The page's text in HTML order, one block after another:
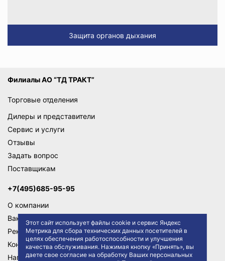
Этот сайт использует файлы cookie и сервис Яндекс
Метрика для сбора технических данных посетителей в
целях обеспечения работоспособности и улучшения
качества обслуживания. Нажимая кнопку «Принять», вы
даете свое согласие на обработку Ваших персональных
Защита органов дыхания
Филиалы АО “ТД ТРАКТ”
Торговые отделения
Дилеры и представители
Сервис и услуги
Отзывы
Задать вопрос
Поставщикам
+7(495)685-95-95
О компании
Вакансии
Реквизиты
Контакты
Написать директору